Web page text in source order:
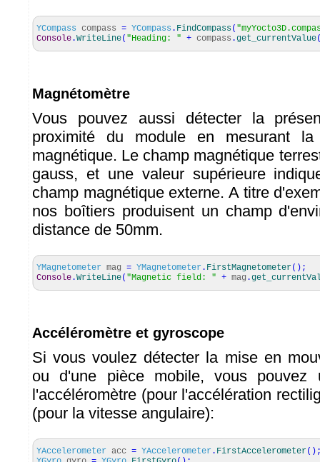
YCompass compass = YCompass . FindCompass(
Console .WriteLine( "Heading: " + compass .get_currentValue
Magnétomètre
Vous pouvez aussi détecter la
proximité du module en mesurant
magnétique. Le champ magnétique
gauss, et une valeur supérieure
champ magnétique externe. A titre
nos boîtiers produisent un champ
distance de 50mm.
YMagnetometer mag = YMagnetometer . FirstMagnetometer( ) ;
Console .WriteLine( "Magnetic field: " + mag .
Accéléromètre et gyroscope
Si vous voulez détecter la mise en
ou d'une pièce mobile, vous pouvez
l'accéléromètre (pour l'accélération
(pour la vitesse angulaire):
YAccelerometer acc = YAccelerometer . FirstAccelerometer( )